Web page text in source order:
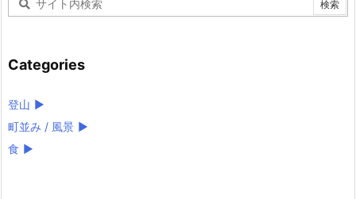
Categories
登山 ►
町並み / 風景 ►
食 ►